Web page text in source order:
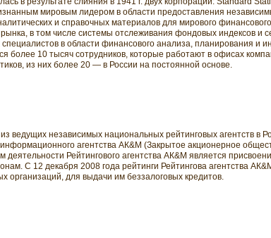
мировым лидером в области предоставления
и справочных материалов для мирового
в том числе системы отслеживания фондовых индексов и
в области финансового анализа, планирования и
более 10 тысяч сотрудников, которые работают в офисах
из них более 20 — в России на постоянной основе.
ведущих независимых национальных рейтинговых агентств в
агентства АК&М (Закрытое акционерное
Рейтингового агентства АК&М является
С 12 декабря 2008 года рейтинги Рейтингова агентства
организаций, для выдачи им беззалоговых кредитов.